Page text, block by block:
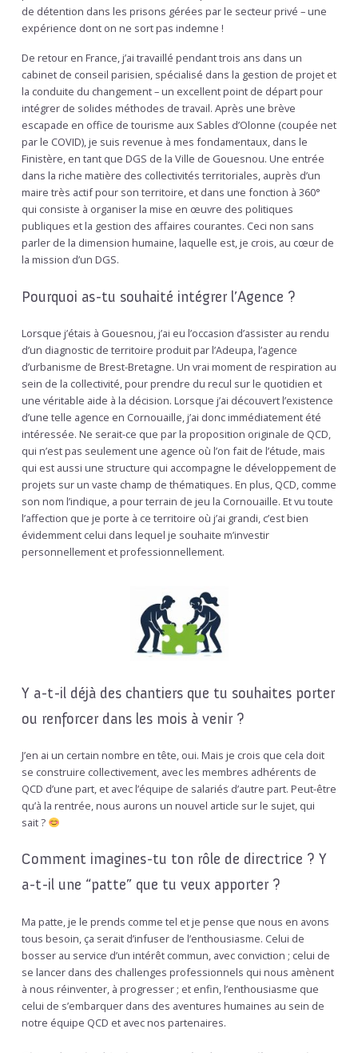
de détention dans les prisons gérées par le secteur privé – une
expérience dont on ne sort pas indemne !
De retour en France, j’ai travaillé pendant trois ans dans un
cabinet de conseil parisien, spécialisé dans la gestion de projet et
la conduite du changement – un excellent point de départ pour
intégrer de solides méthodes de travail. Après une brève
escapade en office de tourisme aux Sables d’Olonne (coupée net
par le COVID), je suis revenue à mes fondamentaux, dans le
Finistère, en tant que DGS de la Ville de Gouesnou. Une entrée
dans la riche matière des collectivités territoriales, auprès d’un
maire très actif pour son territoire, et dans une fonction à 360°
qui consiste à organiser la mise en œuvre des politiques
publiques et la gestion des affaires courantes. Ceci non sans
parler de la dimension humaine, laquelle est, je crois, au cœur de
la mission d’un DGS.
Pourquoi as-tu souhaité intégrer l’Agence ?
Lorsque j’étais à Gouesnou, j’ai eu l’occasion d’assister au rendu
d’un diagnostic de territoire produit par l’Adeupa, l’agence
d’urbanisme de Brest-Bretagne. Un vrai moment de respiration au
sein de la collectivité, pour prendre du recul sur le quotidien et
une véritable aide à la décision. Lorsque j’ai découvert l’existence
d’une telle agence en Cornouaille, j’ai donc immédiatement été
intéressée. Ne serait-ce que par la proposition originale de QCD,
qui n’est pas seulement une agence où l’on fait de l’étude, mais
qui est aussi une structure qui accompagne le développement de
projets sur un vaste champ de thématiques. En plus, QCD, comme
son nom l’indique, a pour terrain de jeu la Cornouaille. Et vu toute
l’affection que je porte à ce territoire où j’ai grandi, c’est bien
évidemment celui dans lequel je souhaite m’investir
personnellement et professionnellement.
Y a-t-il déjà des chantiers que tu souhaites porter
ou renforcer dans les mois à venir ?
J’en ai un certain nombre en tête, oui. Mais je crois que cela doit
se construire collectivement, avec les membres adhérents de
QCD d’une part, et avec l’équipe de salariés d’autre part. Peut-être
qu’à la rentrée, nous aurons un nouvel article sur le sujet, qui
sait ?
Comment imagines-tu ton rôle de directrice ? Y
a-t-il une “patte” que tu veux apporter ?
Ma patte, je le prends comme tel et je pense que nous en avons
tous besoin, ça serait d’infuser de l’enthousiasme. Celui de
bosser au service d’un intérêt commun, avec conviction ; celui de
se lancer dans des challenges professionnels qui nous amènent
à nous réinventer, à progresser ; et enfin, l’enthousiasme que
celui de s’embarquer dans des aventures humaines au sein de
notre équipe QCD et avec nos partenaires.